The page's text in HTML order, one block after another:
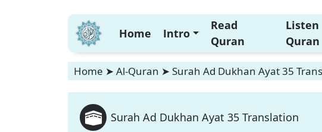
Home Intro
Read
Quran
Listen
Quran
Home ➤ Al-Quran ➤ Surah Ad Dukhan Ayat 35
Surah Ad Dukhan Ayat 35 Translation